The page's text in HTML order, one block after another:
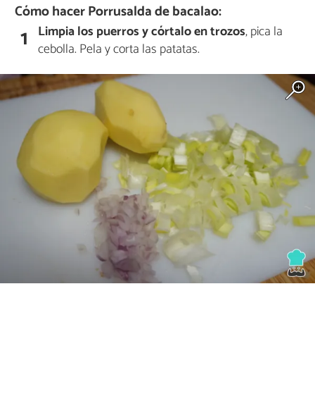
Cómo hacer Porrusalda de bacalao:
1 Limpia los puerros y córtalo en trozos, pica la
cebolla. Pela y corta las patatas.